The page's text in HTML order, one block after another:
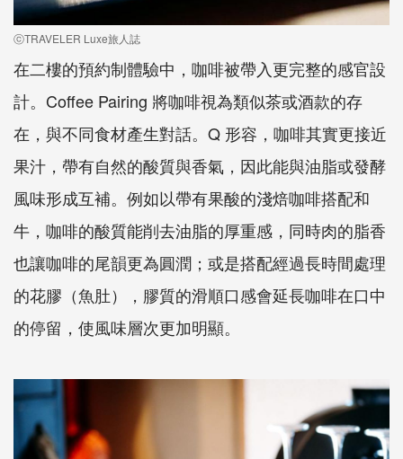
ⓒTRAVELER Luxe旅人誌
在二樓的預約制體驗中，咖啡被帶入更完整的感官設
計。Coffee Pairing 將咖啡視為類似茶或酒款的存
在，與不同食材產生對話。Q 形容，咖啡其實更接近
果汁，帶有自然的酸質與香氣，因此能與油脂或發酵
風味形成互補。例如以帶有果酸的淺焙咖啡搭配和
牛，咖啡的酸質能削去油脂的厚重感，同時肉的脂香
也讓咖啡的尾韻更為圓潤；或是搭配經過長時間處理
的花膠（魚肚），膠質的滑順口感會延長咖啡在口中
的停留，使風味層次更加明顯。